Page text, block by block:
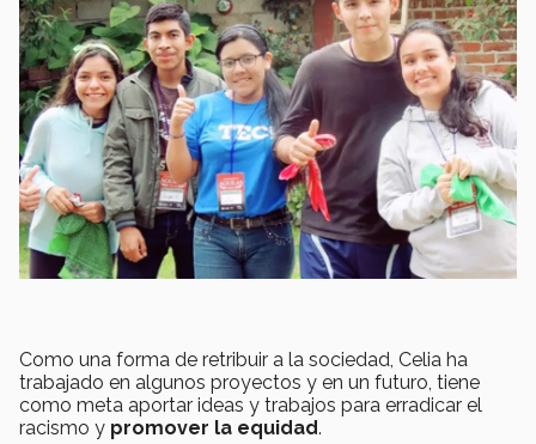
Como una forma de retribuir a la sociedad, Celia ha
trabajado en algunos proyectos y en un futuro, tiene
como meta aportar ideas y trabajos para erradicar el
racismo y promover la equidad.